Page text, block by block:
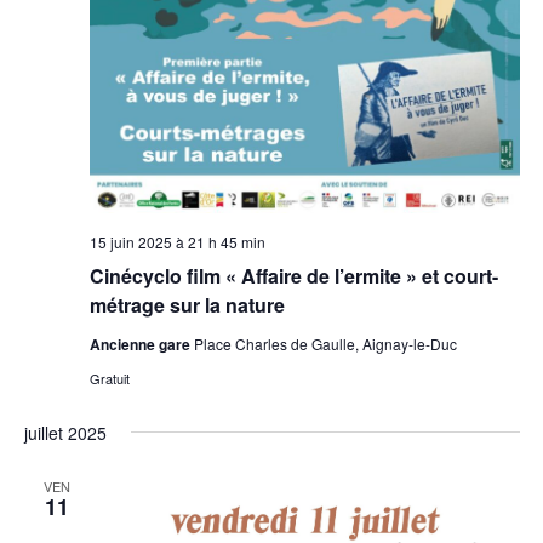
g
a
t
i
o
n
v
e
É
n
v
è
n
e
m
e
n
Cinécyclo film « Affaire de l’ermite » et court-
métrage sur la nature
15 juin 2025 à 21 h 45 min
Ancienne gare Place Charles de Gaulle, Aignay-le-Duc
Gratuit
juillet 2025
VEN
11